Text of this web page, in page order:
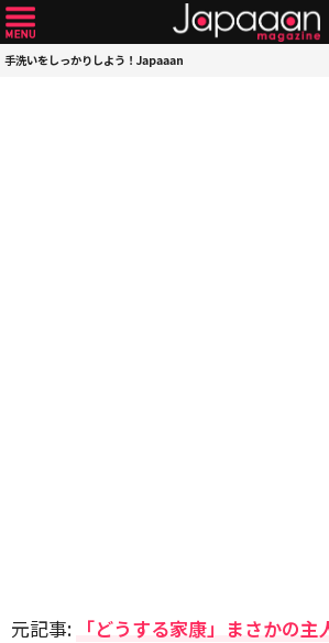
手洗いをしっかりしよう！Japaaan
元記事: 「どうする家康」まさかの